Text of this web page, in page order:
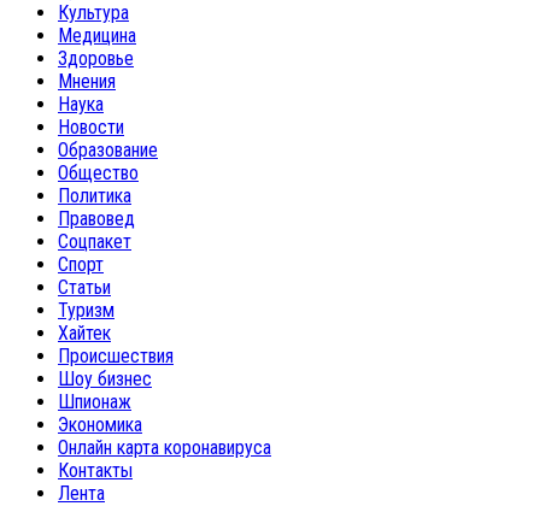
Культура
Медицина
Здоровье
Мнения
Наука
Новости
Образование
Общество
Политика
Правовед
Соцпакет
Спорт
Статьи
Туризм
Хайтек
Происшествия
Шоу бизнес
Шпионаж
Экономика
Онлайн карта коронавируса
Контакты
Лента